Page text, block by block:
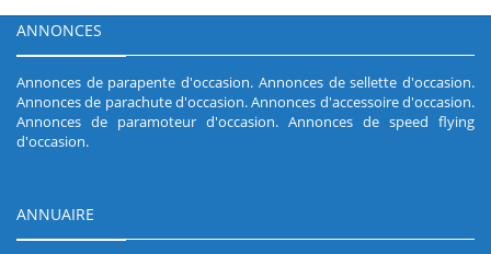
ANNONCES
Annonces de parapente d'occasion. Annonces de sellette d'occasion.
Annonces de parachute d'occasion.Annonces d'accessoire d'occasion.
Annonces de paramoteur d'occasion. Annonces de speed flying
d'occasion.
ANNUAIRE